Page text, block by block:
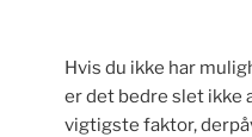
Hvis du ikke har
er det bedre slet ikke
vigtigste faktor,